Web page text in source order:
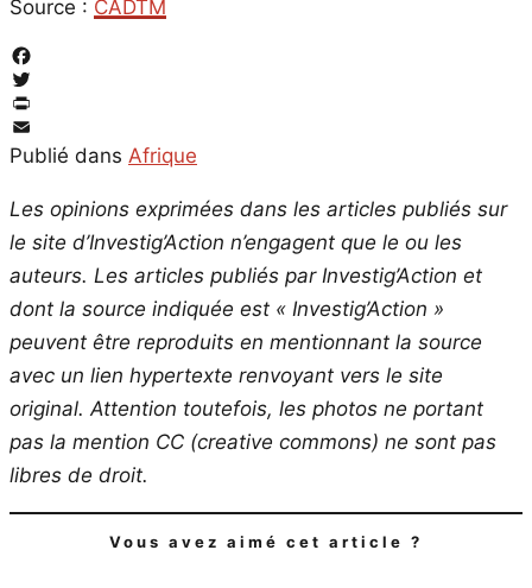
Source : CADTM
Facebook
Twitter
PrintFriendly
Email
Publié dans Afrique
Les opinions exprimées dans les articles publiés sur
le site d’Investig’Action n’engagent que le ou les
auteurs. Les articles publiés par Investig’Action et
dont la source indiquée est « Investig’Action »
peuvent être reproduits en mentionnant la source
avec un lien hypertexte renvoyant vers le site
original. Attention toutefois, les photos ne portant
pas la mention CC (creative commons) ne sont pas
libres de droit.
Vous avez aimé cet article ?